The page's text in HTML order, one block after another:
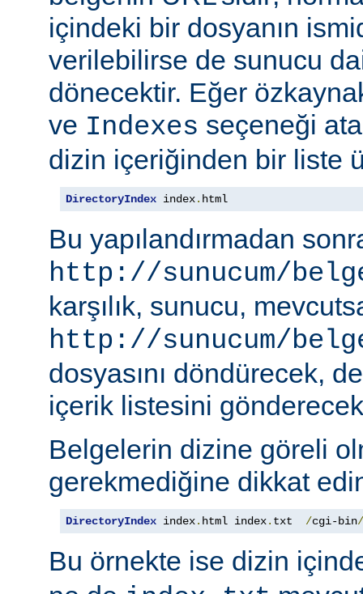
içindeki bir dosyanın
verilebilirse de sunucu
dönecektir. Eğer
ve Indexes seçeneği
dizin içeriğinden bir liste
DirectoryIndex index. html
Bu yapılandırmadan
http://sunucum/
karşılık, sunucu,
http://sunucum/
dosyasını döndürecek,
içerik listesini
Belgelerin dizine göreli
gerekmediğine dikkat
DirectoryIndex index. html index. txt /cgi-bin/
Bu örnekte ise dizin